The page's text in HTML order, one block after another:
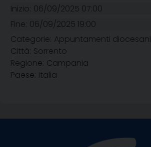
Inizio: 06/09/2025 07:00
Fine: 06/09/2025 19:00
Categorie: Appuntamenti diocesani
Città: Sorrento
Regione: Campania
Paese: Italia